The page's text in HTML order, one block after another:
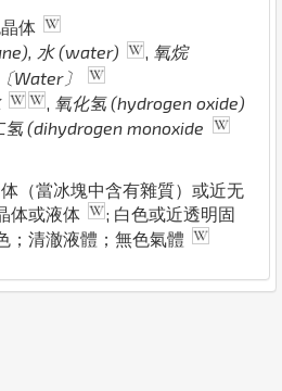
体
水 (water) , 氧烷
Water〕
氧化氢 (hydrogen oxide)
氢 (dihydrogen monoxide
（當冰塊中含有雜質）或近无
体或液体
; 白色或近透明固
；清澈液體；無色氣體